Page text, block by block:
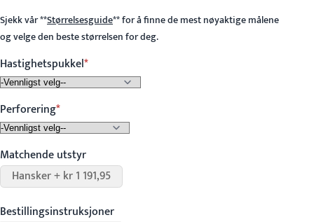
Sjekk vår**Størrelsesguide**for å finne de mest nøyaktige målene
og velge den beste størrelsen for deg.
Hastighetspukkel
Perforering
Matchende utstyr
Hansker + kr 1 191,95
Bestillingsinstruksjoner